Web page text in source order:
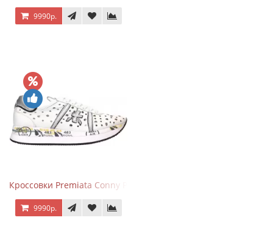
9990р.
Кроссовки Premiata Conny Perforated White
9990р.